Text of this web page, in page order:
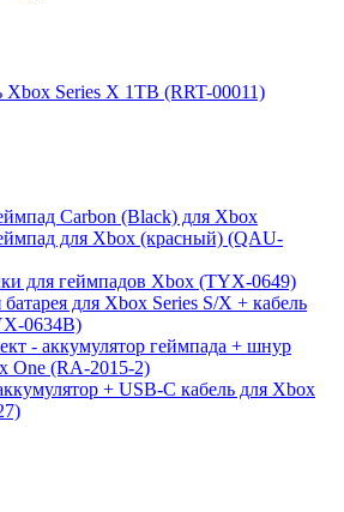
Xbox Series X 1TB (RRT-00011)
Carbon (Black) для Xbox
для Xbox (красный) (QAU-
для геймпадов Xbox (TYX-0649)
для Xbox Series S/X + кабель
0634B)
- аккумулятор геймпада + шнур
One (RA-2015-2)
+ USB-C кабель для Xbox